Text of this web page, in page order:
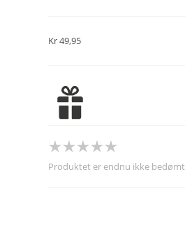
Kr 49,95
Produktet er endnu ikke bedømt